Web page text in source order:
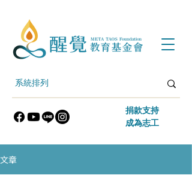
​捐款支持
​成為志工
文章